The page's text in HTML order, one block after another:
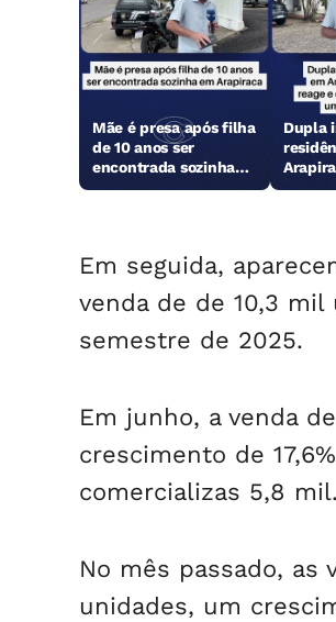
Mãe é presa após filha
de 10 anos ser
encontrada sozinha
em Arapiraca
Dupla
reage
Em seguida,
venda de de 10,3
semestre de 2025.
Em junho, a venda
crescimento de
comercializas 5,8 mil.
No mês passado,
unidades, um